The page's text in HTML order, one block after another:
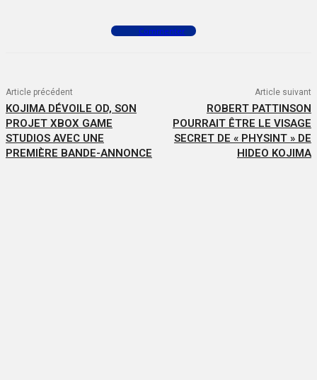
Commenter
Article précédent
KOJIMA DÉVOILE OD, SON
PROJET XBOX GAME
STUDIOS AVEC UNE
PREMIÈRE BANDE-ANNONCE
Article suivant
ROBERT PATTINSON
POURRAIT ÊTRE LE VISAGE
SECRET DE « PHYSINT » DE
HIDEO KOJIMA